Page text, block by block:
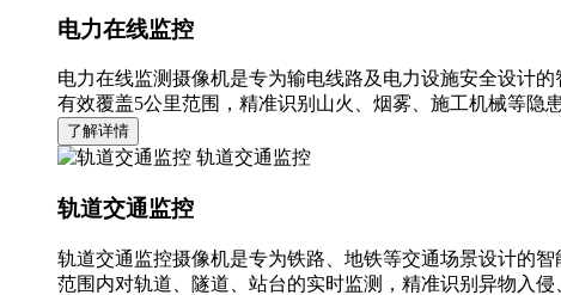
电力在线监控
电力在线监测摄像机是专为输电线路及电力设施安全设计
有效覆盖5公里范围，精准识别山火、烟雾、施工机械等隐
了解详情
轨道交通监控
轨道交通监控
轨道交通监控摄像机是专为铁路、地铁等交通场景设计的
范围内对轨道、隧道、站台的实时监测，精准识别异物入